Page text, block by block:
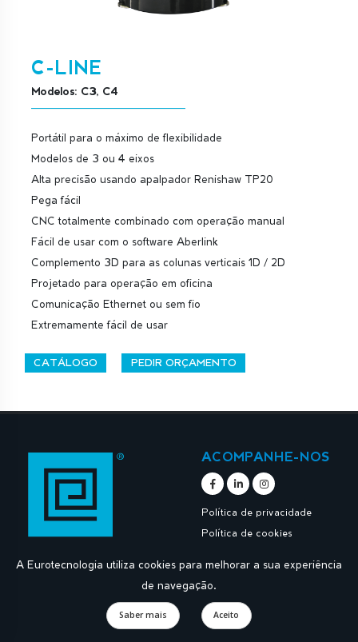
A Eurotecnologia utiliza cookies para melhorar a sua experiência
de navegação.
Saber mais Aceito
C-LINE
Modelos: C3, C4
Portátil para o máximo de flexibilidade
Modelos de 3 ou 4 eixos
Alta precisão usando apalpador Renishaw TP20
Pega fácil
CNC totalmente combinado com operação manual
Fácil de usar com o software Aberlink
Complemento 3D para as colunas verticais 1D / 2D
Projetado para operação em oficina
Comunicação Ethernet ou sem fio
Extremamente fácil de usar
CATÁLOGO PEDIR ORÇAMENTO
ACOMPANHE-NOS
Política de privacidade
Política de cookies
Designed by